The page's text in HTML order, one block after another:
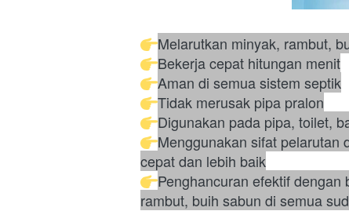
Melarutkan minyak, rambut,
Bekerja cepat hitungan menit
Aman di semua sistem septik
Tidak merusak pipa pralon
Digunakan pada pipa, toilet,
Menggunakan sifat pelarutan
cepat dan lebih baik
Penghancuran efektif
rambut, buih sabun di semua